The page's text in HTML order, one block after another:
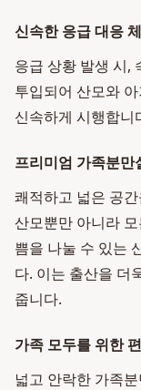
신속한 응급 대응
응급 상황 발생 시,
투입되어 산모와
신속하게 시행합니
프리미엄 가족분
쾌적하고 넓은 공
산모뿐만 아니라
쁨을 나눌 수 있는
다. 이는 출산을 더
줍니다.
가족 모두를 위한
넓고 안락한 가족